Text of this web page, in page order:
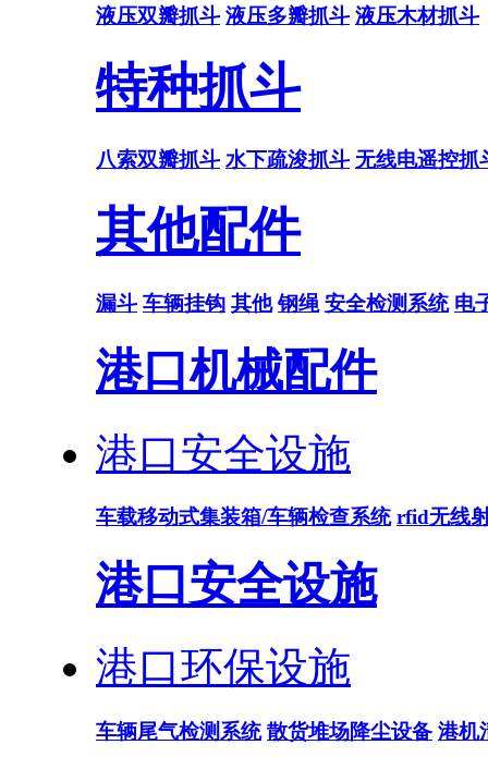
液压双瓣抓斗 液压多瓣抓斗 液压木材抓斗
特种抓斗
八索双瓣抓斗 水下疏浚抓斗 无线电遥控抓
其他配件
漏斗 车辆挂钩 其他 钢绳 安全检测系统 电
港口机械配件
港口安全设施
车载移动式集装箱/车辆检查系统 rfid无线
港口安全设施
港口环保设施
车辆尾气检测系统 散货堆场降尘设备 港机